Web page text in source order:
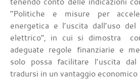
“Politiche e misure per
energetica e l’uscita dall’uso
elettrico”, in cui si dimostra
adeguate regole finanziarie e
solo possa facilitare l’uscita
tradursi in un vantaggio